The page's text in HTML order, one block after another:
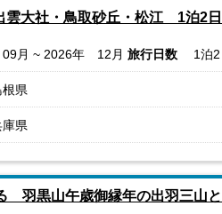
雲大社・鳥取砂丘・松江 1泊2
月 ~ 2026年 12月 旅行日数 1泊2
県
県
る 羽黒山午歳御縁年の出羽三